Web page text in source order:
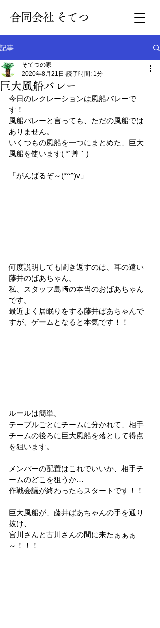
​合同会社 そてつ
記事
巨大風船バレー
そてつの家
2020年8月21日 読了時間: 1分
今日のレクレーションは風船バレーで
す！
風船バレーと言っても、ただの風船では
ありません。
いくつもの風船を一つにまとめた、巨大
風船を使います( *´艸｀)
「がんばるぞ～(*^^)v」
何度説明しても聞き返すのは、耳の遠い
藤井のばあちゃん。
私、スタッフ島﨑の本当のおばあちゃん
です。
最近よく居眠りをする藤井ばあちゃんで
すが、ゲームとなると本気です！！
ルールは簡単。
テーブルごとにチームに分かれて、相手
チームの後ろに巨大風船を落として得点
を狙います。
メンバーの配置はこれでいいか、相手チ
ームのどこを狙うか…
作戦会議が終わったらスタートです！！
巨大風船が、藤井ばあちゃんの手を通り
抜け、
宮川さんと古川さんの間に来たぁぁぁ
～！！！